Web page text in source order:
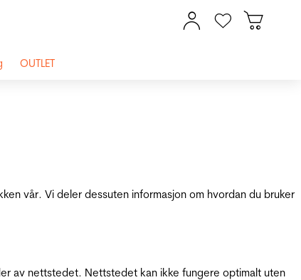
vår. Vi deler dessuten informasjon om hvordan du bruker
av nettstedet. Nettstedet kan ikke fungere optimalt uten
OUTLET